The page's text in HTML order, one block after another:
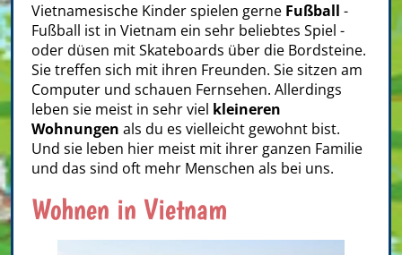
Vietnamesische Kinder spielen gerne Fußball -
Fußball ist in Vietnam ein sehr beliebtes Spiel -
oder düsen mit Skateboards über die Bordsteine.
Sie treffen sich mit ihren Freunden. Sie sitzen am
Computer und schauen Fernsehen. Allerdings
leben sie meist in sehr viel kleineren
Wohnungen als du es vielleicht gewohnt bist.
Und sie leben hier meist mit ihrer ganzen Familie
und das sind oft mehr Menschen als bei uns.
Wohnen in Vietnam